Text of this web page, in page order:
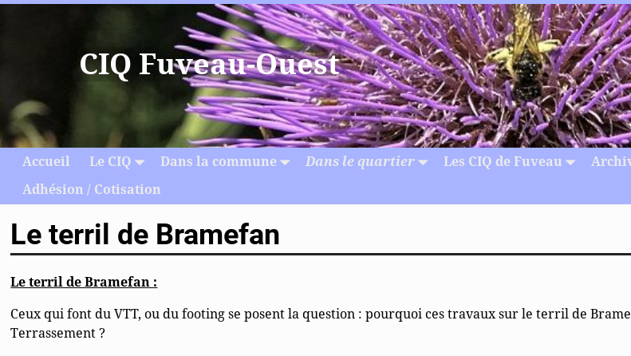
CIQ Fuveau-Ouest
Accueil Le CIQ Dans la commune Dans le quartier Les CIQ de Fuveau
Adhésion / Cotisation
Le terril de Bramefan
Le terril de Bramefan :
Ceux qui font du VTT, ou du footing se posent la question : pourquoi ces travaux sur le terril de
Terrassement ?